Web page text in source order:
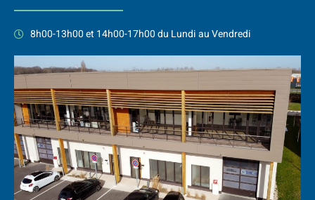
8h00-13h00 et 14h00-17h00 du Lundi au Vendredi